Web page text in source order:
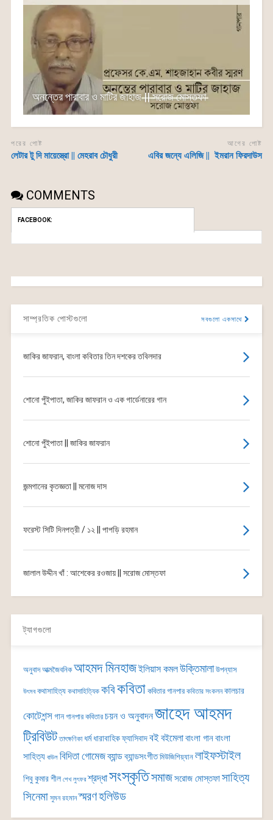
অনন্তের পারাবার ও মাটির জাহাজ || সরোজ মোস্তফা
পরের পোষ্ট
লেটার টু দি মায়েস্ত্রো || মেহরাব চৌধুরী
আগের পোষ্ট
এবির জন্যে এলিজি || ইমরান ফিরদাউস
COMMENTS
FACEBOOK:
সাম্প্রতিক পোস্টগুলো সবগুলো একসাথে
জাকির জাফরান, বাংলা কবিতার তিন দশকের তবিলদার
শোনো পুঁইপাতা, জাকির জাফরান ও এক গার্ডেনারের গান
শোনো পুঁইপাতা || জাকির জাফরান
জন্মগানের কৃতজ্ঞতা || মনোজ দাস
ফরেস্ট সিটি দিনপত্রী / ১২ || পাপড়ি রহমান
জালাল উদ্দীন খাঁ : আশেকের রওজায় || সরোজ মোস্তফা
ট্যাগগুলো
অনুবাদ আত্মজৈবনিক আহমদ মিনহাজইলিয়াস কমলউক্তিমালা উপন্যাস
উৎসব কথাসাহিত্য কথাসাহিত্যিক কবিকবিতা কবিতার গানপার কবিতার সংকলন কালচার
কোটেশন্সগান গানপার কবিতার চয়ন ও অনুবাদনজাহেদ আহমদ
ট্রিবিউট তাৎক্ষণিকা ধর্ম ধারাবাহিকফ্যাসিবাদবইবইমেলাবাংলা গানবাংলা
সাহিত্য বাউল বিদিতা গোমেজব্যান্ডব্যান্ডসংগীত মিউজিশিয়্যান লাইফস্টাইল
শিবু কুমার শীল শেখ লুৎফর শ্রদ্ধাসংস্কৃতিসমাজসরোজ মোস্তফাসাহিত্য
সিনেমা সুমন রহমান স্মরণহলিউড